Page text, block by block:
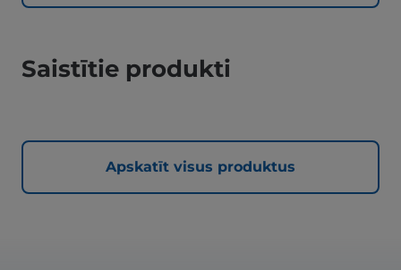
Saistītie produkti
Apskatīt visus produktus